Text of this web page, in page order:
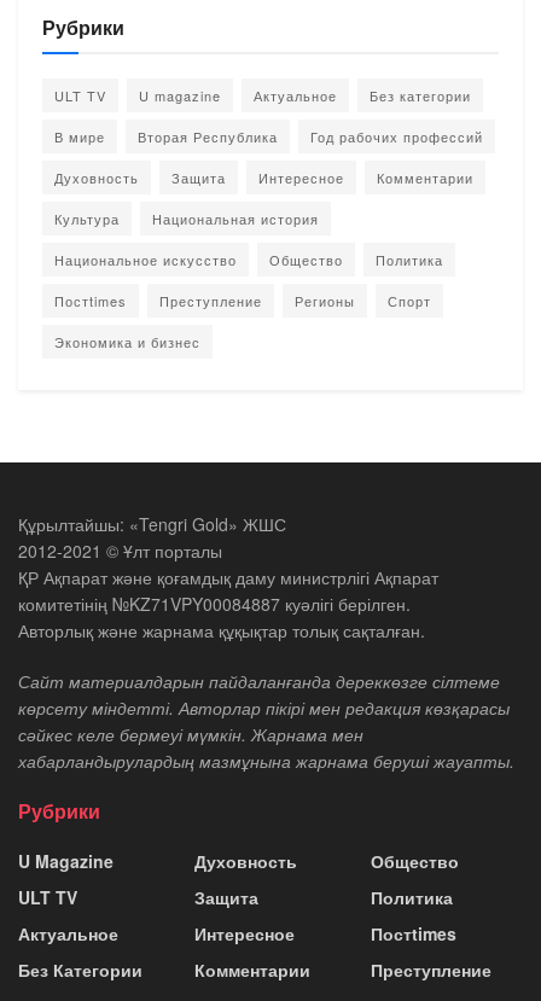
Рубрики
ULT TV U magazine Актуальное Без категории
В мире Вторая Республика Год рабочих профессий
Духовность Защита Интересное Комментарии
Культура Национальная история
Национальное искусство Общество Политика
Постtimes Преступление Регионы Спорт
Экономика и бизнес
Құрылтайшы: «Tengri Gold» ЖШС
2012-2021 © Ұлт порталы
ҚР Ақпарат және қоғамдық даму министрлігі Ақпарат
комитетінің №KZ71VPY00084887 куәлігі берілген.
Авторлық және жарнама құқықтар толық сақталған.
Сайт материалдарын пайдаланғанда дереккөзге сілтеме
көрсету міндетті. Авторлар пікірі мен редакция көзқарасы
сәйкес келе бермеуі мүмкін. Жарнама мен
хабарландырулардың мазмұнына жарнама беруші жауапты.
Рубрики
U Magazine
ULT TV
Актуальное
Без Категории
Духовность
Защита
Интересное
Комментарии
Общество
Политика
Постtimes
Преступление